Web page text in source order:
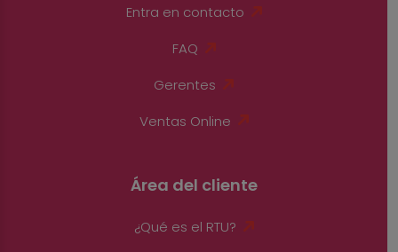
Entra en contacto
FAQ
Gerentes
Ventas Online
Área del cliente
¿Qué es el RTU?